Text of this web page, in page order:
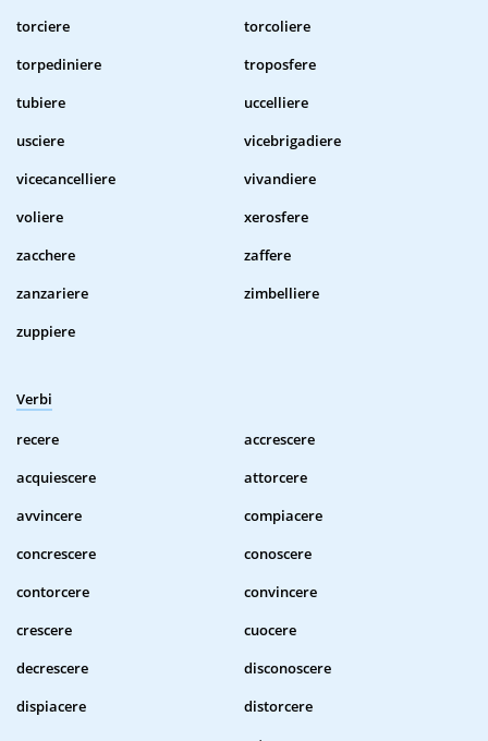
torciere
torcoliere
torpediniere
troposfere
tubiere
uccelliere
usciere
vicebrigadiere
vicecancelliere
vivandiere
voliere
xerosfere
zacchere
zaffere
zanzariere
zimbelliere
zuppiere
Verbi
recere
accrescere
acquiescere
attorcere
avvincere
compiacere
concrescere
conoscere
contorcere
convincere
crescere
cuocere
decrescere
disconoscere
dispiacere
distorcere